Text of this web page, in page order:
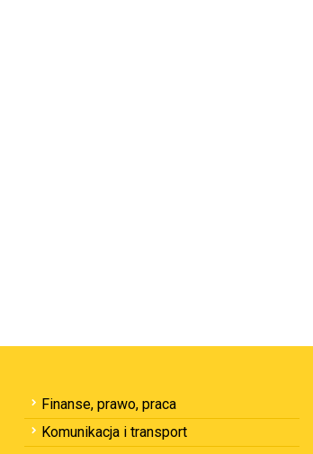
Finanse, prawo, praca
Komunikacja i transport